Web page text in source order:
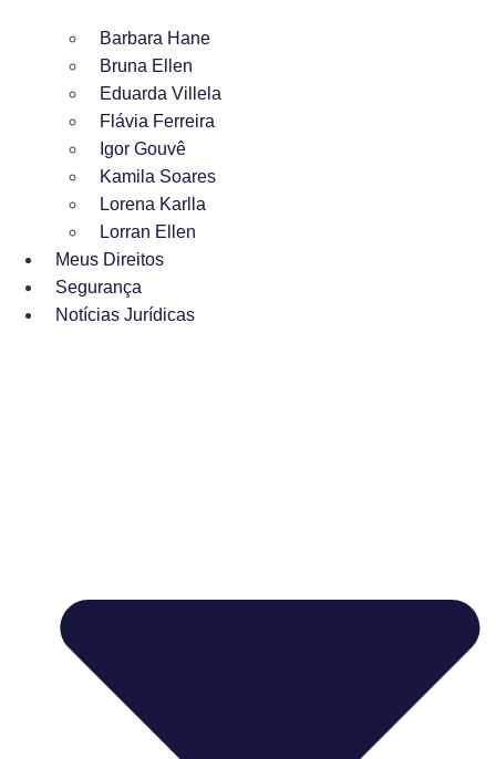
Barbara Hane
Bruna Ellen
Eduarda Villela
Flávia Ferreira
Igor Gouvê
Kamila Soares
Lorena Karlla
Lorran Ellen
Meus Direitos
Segurança
Notícias Jurídicas